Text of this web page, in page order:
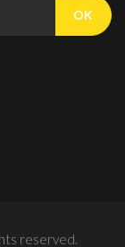
OK
reserved.